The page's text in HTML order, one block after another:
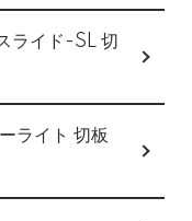
ライド-SL 切
ライト 切板